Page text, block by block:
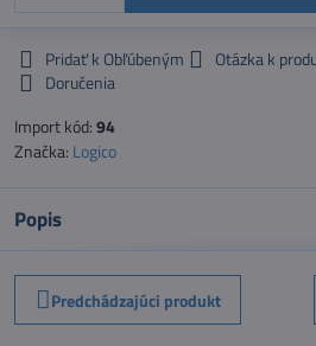
Pridať k Obľúbeným Otázka k
Doručenia
Import kód:94
Značka: Logico
Popis
Predchádzajúci produkt